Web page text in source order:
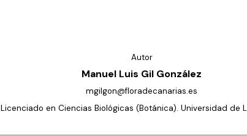
Autor
Manuel Luis Gil González
mgilgon@floradecanarias.es
Licenciado en Ciencias Biológicas (Botánica). Universidad de